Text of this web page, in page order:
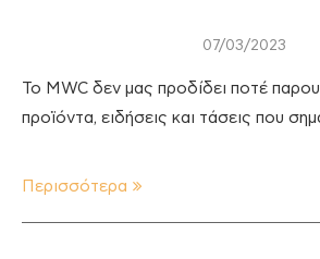
07/03/2023
To MWC δεν μας προδίδει ποτέ
προϊόντα, ειδήσεις και τάσεις που
Περισσότερα